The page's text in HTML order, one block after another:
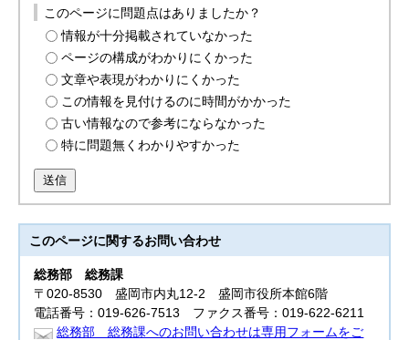
このページに問題点はありましたか？
情報が十分掲載されていなかった
ページの構成がわかりにくかった
文章や表現がわかりにくかった
この情報を見付けるのに時間がかかった
古い情報なので参考にならなかった
特に問題無くわかりやすかった
送信
このページに関するお問い合わせ
総務部総務課
〒020-8530 盛岡市内丸12-2 盛岡市役所本館6階
電話番号：019-626-7513 ファクス番号：019-622-6211
総務部 総務課へのお問い合わせは専用フォームをご